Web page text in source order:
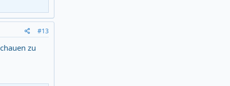
#13
zu